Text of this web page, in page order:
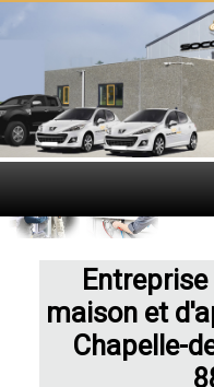
maison et
Chapelle-